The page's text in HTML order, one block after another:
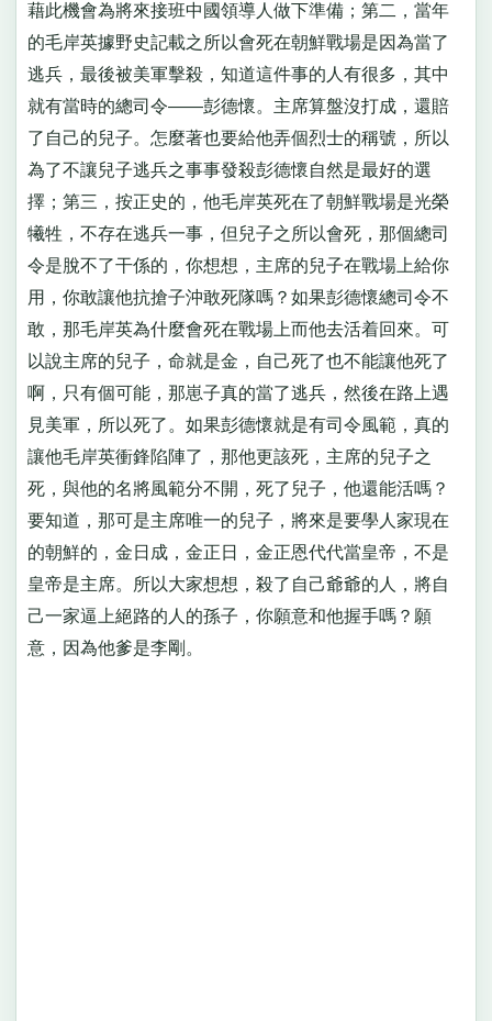
藉此機會為將來接班中國領導人做下準備；第二，當年
的毛岸英據野史記載之所以會死在朝鮮戰場是因為當了
逃兵，最後被美軍擊殺，知道這件事的人有很多，其中
就有當時的總司令——彭德懷。主席算盤沒打成，還賠
了自己的兒子。怎麼著也要給他弄個烈士的稱號，所以
為了不讓兒子逃兵之事事發殺彭德懷自然是最好的選
擇；第三，按正史的，他毛岸英死在了朝鮮戰場是光榮
犧牲，不存在逃兵一事，但兒子之所以會死，那個總司
令是脫不了干係的，你想想，主席的兒子在戰場上給你
用，你敢讓他抗搶子沖敢死隊嗎？如果彭德懷總司令不
敢，那毛岸英為什麼會死在戰場上而他去活着回來。可
以說主席的兒子，命就是金，自己死了也不能讓他死了
啊，只有個可能，那崽子真的當了逃兵，然後在路上遇
見美軍，所以死了。如果彭德懷就是有司令風範，真的
讓他毛岸英衝鋒陷陣了，那他更該死，主席的兒子之
死，與他的名將風範分不開，死了兒子，他還能活嗎？
要知道，那可是主席唯一的兒子，將來是要學人家現在
的朝鮮的，金日成，金正日，金正恩代代當皇帝，不是
皇帝是主席。所以大家想想，殺了自己爺爺的人，將自
己一家逼上絕路的人的孫子，你願意和他握手嗎？願
意，因為他爹是李剛。